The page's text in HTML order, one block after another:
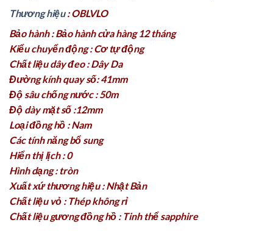
Thương hiệu: OBLVLO
Bảo hành : Bảo hành cửa hàng 12 tháng
Kiểu chuyển động : Cơ tự động
Chất liệu dây đeo : Dây Da
Đường kính quay số: 41mm
Độ sâu chống nước : 50m
Độ dày mặt số :12mm
Loại đồng hồ : Nam
Các tính năng bổ sung
Hiển thị lịch : 0
Hình dạng : tròn
Xuất xứ thương hiệu : Nhật Bản
Chất liệu vỏ : Thép không rỉ
Chất liệu gương đồng hồ : Tinh thể sapphire